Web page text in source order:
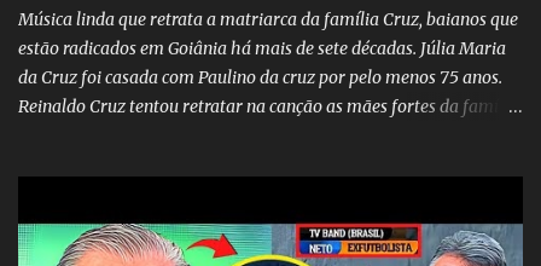
Música linda que retrata a matriarca da família Cruz, baianos que
estão radicados em Goiânia há mais de sete décadas. Júlia Maria
da Cruz foi casada com Paulino da cruz por pelo menos 75 anos.
Reinaldo Cruz tentou retratar na canção as mães fortes da família